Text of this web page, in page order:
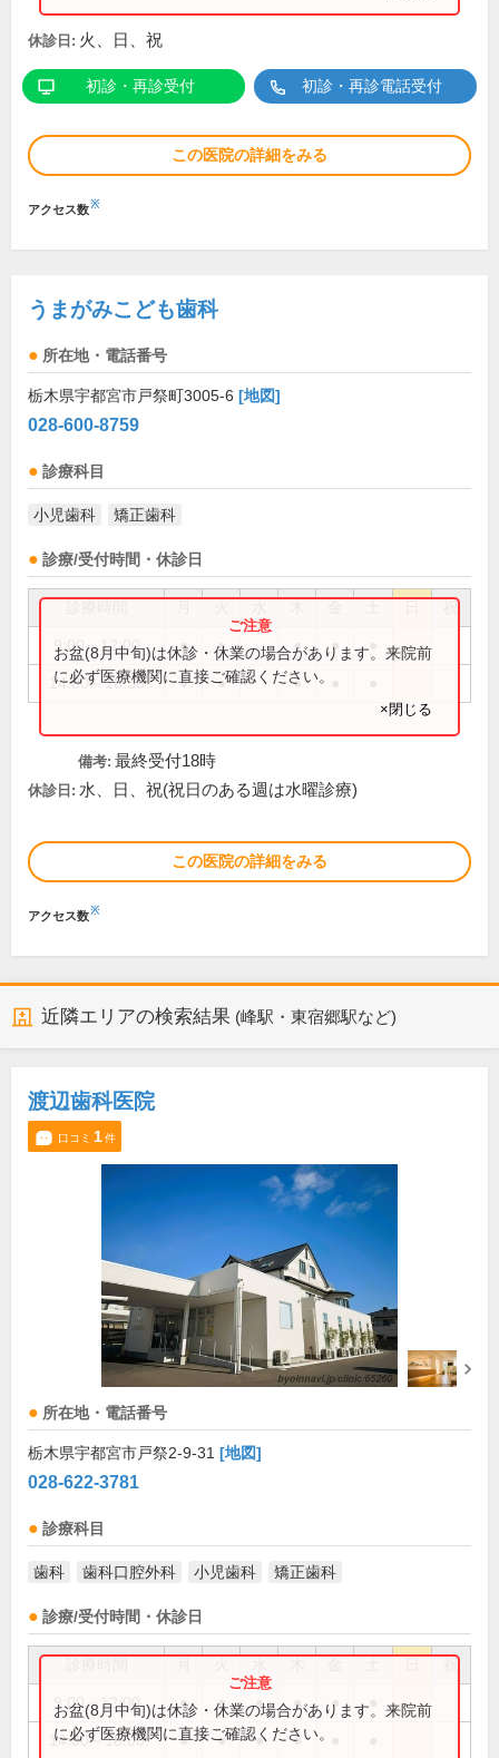
休診日: 火、日、祝
初診・再診受付 初診・再診電話受付
この医院の詳細をみる
アクセス数※
うまがみこども歯科
所在地・電話番号
栃木県宇都宮市戸祭町3005-6 [地図]
028-600-8759
診療科目
小児歯科 矯正歯科
診療/受付時間・休診日
祝
9:00～12:00 ● ● ● ●
14:00～18:30 ● ● ●
お盆(8月中旬)は休診・休業の場合があります。来院前
に必ず医療機関に直接ご確認ください。
×閉じる
備考: 最終受付18時
休診日: 水、日、祝(祝日のある週は水曜診療)
この医院の詳細をみる
アクセス数※
近隣エリアの検索結果 (峰駅・東宿郷駅など)
渡辺歯科医院
口コミ 1件
所在地・電話番号
栃木県宇都宮市戸祭2-9-31 [地図]
028-622-3781
診療科目
歯科 歯科口腔外科 小児歯科 矯正歯科
診療/受付時間・休診日
祝
9:00～12:00 ● ● ● ● ●
14:00～18:00 ● ● ● ●
お盆(8月中旬)は休診・休業の場合があります。来院前
に必ず医療機関に直接ご確認ください。